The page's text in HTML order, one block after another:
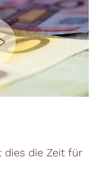
dies die Zeit für